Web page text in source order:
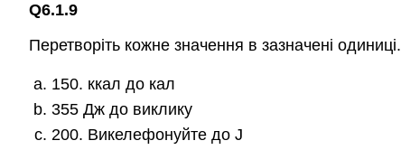
Q6.1.9
Перетворіть кожне значення в зазначені одиниці.
150. ккал до кал
355 Дж до виклику
200. Викелефонуйте до J